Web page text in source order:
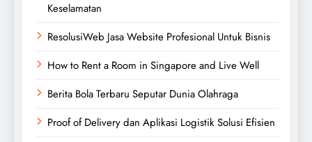
Keselamatan
ResolusiWeb Jasa Website Profesional Untuk Bisnis
How to Rent a Room in Singapore and Live Well
Berita Bola Terbaru Seputar Dunia Olahraga
Proof of Delivery dan Aplikasi Logistik Solusi Efisien